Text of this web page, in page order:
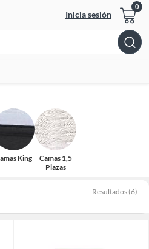
Inicia sesión
Bar
King
Camas 1,5
Plazas
Resultados (6)